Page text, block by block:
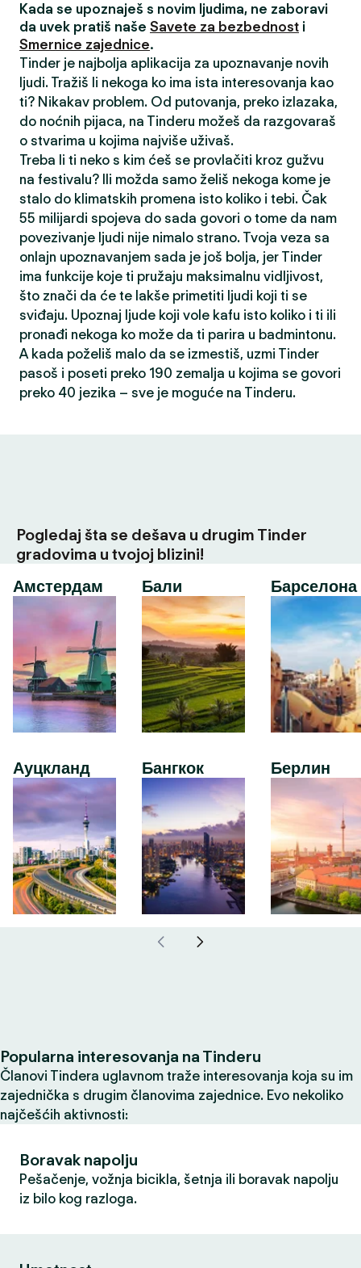
Kada se upoznaješ s novim ljudima, ne zaboravi
da uvek pratiš naše Savete za bezbednost i
Smernice zajednice.
Tinder je najbolja aplikacija za upoznavanje novih
ljudi. Tražiš li nekoga ko ima ista interesovanja kao
ti? Nikakav problem. Od putovanja, preko izlazaka,
do noćnih pijaca, na Tinderu možeš da razgovaraš
o stvarima u kojima najviše uživaš.
Treba li ti neko s kim ćeš se provlačiti kroz gužvu
na festivalu? Ili možda samo želiš nekoga kome je
stalo do klimatskih promena isto koliko i tebi. Čak
55 milijardi spojeva do sada govori o tome da nam
povezivanje ljudi nije nimalo strano. Tvoja veza sa
onlajn upoznavanjem sada je još bolja, jer Tinder
ima funkcije koje ti pružaju maksimalnu vidljivost,
što znači da će te lakše primetiti ljudi koji ti se
sviđaju. Upoznaj ljude koji vole kafu isto koliko i ti ili
pronađi nekoga ko može da ti parira u badmintonu.
A kada poželiš malo da se izmestiš, uzmi Tinder
pasoš i poseti preko 190 zemalja u kojima se govori
preko 40 jezika – sve je moguće na Tinderu.
Pogledaj šta se dešava u drugim Tinder
gradovima u tvojoj blizini!
Амстердам
Ауцкланд
Бали
Бангкок
Барселона
Берлин
Popularna interesovanja na Tinderu
Članovi Tindera uglavnom traže interesovanja koja su im
zajednička s drugim članovima zajednice. Evo nekoliko
najčešćih aktivnosti:
Boravak napolju
Pešačenje, vožnja bicikla, šetnja ili boravak napolju
iz bilo kog razloga.